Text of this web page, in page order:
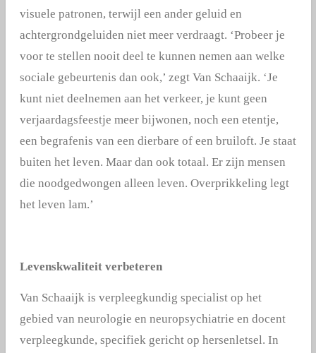
visuele patronen, terwijl een ander geluid en
achtergrondgeluiden niet meer verdraagt. ‘Probeer je
voor te stellen nooit deel te kunnen nemen aan welke
sociale gebeurtenis dan ook,’ zegt Van Schaaijk. ‘Je
kunt niet deelnemen aan het verkeer, je kunt geen
verjaardagsfeestje meer bijwonen, noch een etentje,
een begrafenis van een dierbare of een bruiloft. Je staat
buiten het leven. Maar dan ook totaal. Er zijn mensen
die noodgedwongen alleen leven. Overprikkeling legt
het leven lam.’
Levenskwaliteit verbeteren
Van Schaaijk is verpleegkundig specialist op het
gebied van neurologie en neuropsychiatrie en docent
verpleegkunde, specifiek gericht op hersenletsel. In